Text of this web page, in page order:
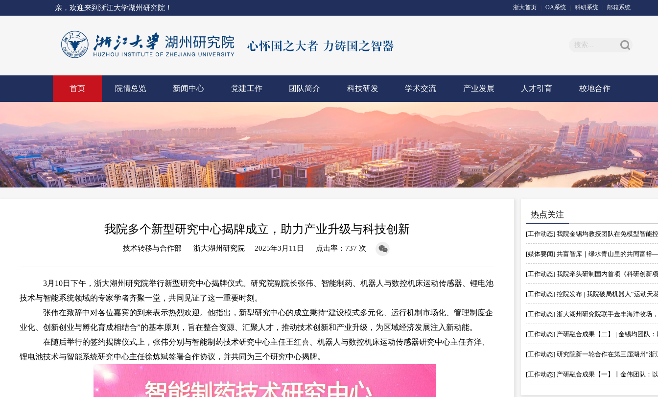
亲，欢迎来到浙江大学湖州研究院！ 邮箱系统
科研系统
OA系统
浙大首页
首页 院情总览 新闻中心 党建工作 团队简介 科技研发 学术交流 产业发展 人才引育 校地合作
我院多个新型研究中心揭牌成立，助力产业升级与科技创新
技术转移与合作部 浙大湖州研究院 2025年3月11日 点击率：737 次
3月10日下午，浙大湖州研究院举行新型研究中心揭牌仪式。研究院副院长张伟、智能制药、机器人与数控机床运动传感器、锂电池
技术与智能系统领域的专家学者齐聚一堂，共同见证了这一重要时刻。
张伟在致辞中对各位嘉宾的到来表示热烈欢迎。他指出，新型研究中心的成立秉持“建设模式多元化、运行机制市场化、管理制度企
业化、创新创业与孵化育成相结合”的基本原则，旨在整合资源、汇聚人才，推动技术创新和产业升级，为区域经济发展注入新动能。
在随后举行的签约揭牌仪式上，张伟分别与智能制药技术研究中心主任王红喜、机器人与数控机床运动传感器研究中心主任齐洋、
锂电池技术与智能系统研究中心主任徐炼斌签署合作协议，并共同为三个研究中心揭牌。
热点关注